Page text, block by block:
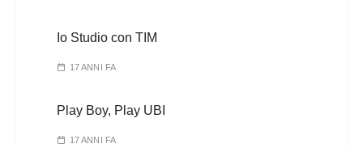
Io Studio con TIM
17 ANNI FA
Play Boy, Play UBI
17 ANNI FA